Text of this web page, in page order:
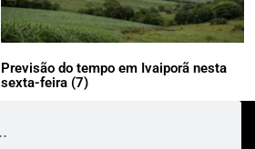
Previsão do tempo em Ivaiporã nesta
sexta-feira (7)